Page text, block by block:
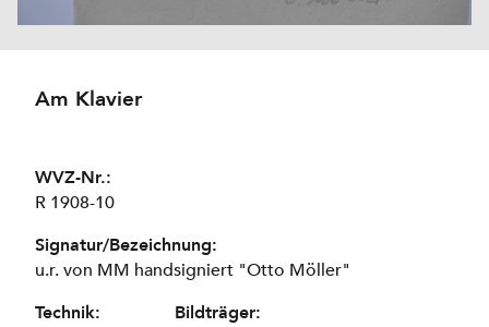
Am Klavier
WVZ-Nr.:
R 1908-10
Signatur/Bezeichnung:
u.r. von MM handsigniert "Otto Möller"
Technik:
Bildträger: